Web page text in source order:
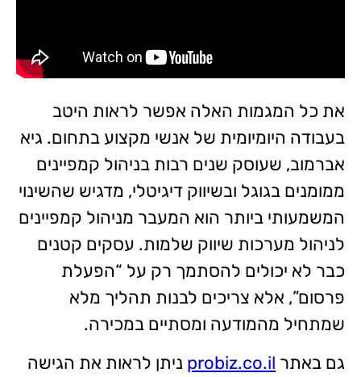
את כל המגמות האלה אפשר לראות היטב
בעבודה היומיומית של אנשי מקצוע בתחום. גיא
אברמוב, שעוסק שנים רבות בניהול קמפיינים
ממומנים בגוגל ובשיווק דיגיטלי, מדגיש שהשינוי
המשמעותי ביותר הוא המעבר מניהול קמפיינים
לניהול מערכות שיווק שלמות. עסקים קטנים
כבר לא יכולים להסתמך רק על “הפעלת
פרסום”, אלא צריכים לבנות תהליך מלא
שמתחיל מהמודעה ומסתיים במכירה.
גם באתר probiz.co.il ניתן לראות את הגישה